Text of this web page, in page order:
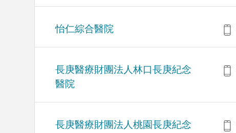
怡仁綜合醫院
長庚醫療財團法人林口長庚紀念
醫院
長庚醫療財團法人桃園長庚紀念